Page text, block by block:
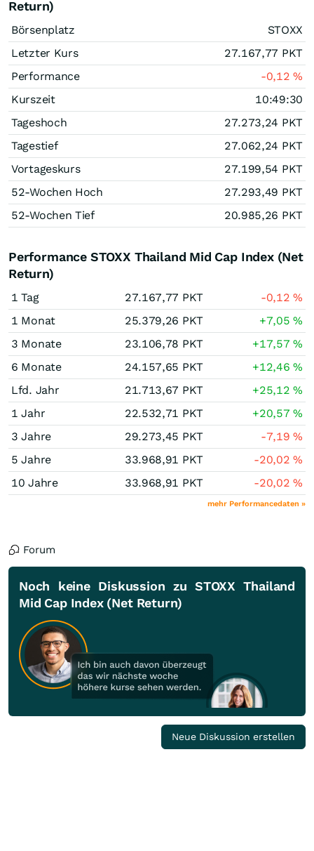
Return)
Börsenplatz
STOXX
Letzter Kurs
27.167,77 PKT
Performance
-0,12%
Kurszeit
10:49:30
Tageshoch
27.273,24 PKT
Tagestief
27.062,24 PKT
Vortageskurs
27.199,54 PKT
52-Wochen Hoch
27.293,49 PKT
52-Wochen Tief
20.985,26 PKT
Performance STOXX Thailand Mid Cap Index (Net
Return)
1 Tag 27.167,77 PKT -0,12%
1 Monat
25.379,26 PKT +7,05%
3 Monate
23.106,78 PKT +17,57%
6 Monate
24.157,65 PKT +12,46%
Lfd. Jahr
21.713,67 PKT +25,12%
1 Jahr
22.532,71 PKT +20,57%
3 Jahre
29.273,45 PKT -7,19%
5 Jahre
33.968,91 PKT -20,02%
10 Jahre
33.968,91 PKT -20,02%
mehr Performancedaten »
Forum
Noch keine Diskussion zu STOXX Thailand
Mid Cap Index (Net Return)
Neue Diskussion erstellen